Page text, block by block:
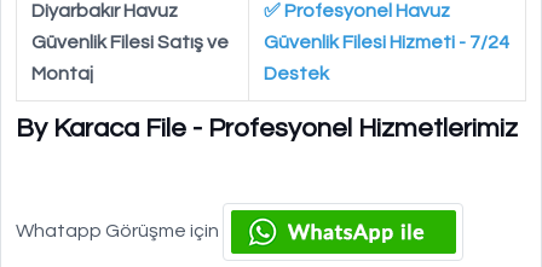
By Karaca File - Profesyonel Hizmetlerimiz
Diyarbakır Havuz
Güvenlik Filesi Satış ve
Montaj
✅ Profesyonel Havuz
Güvenlik Filesi Hizmeti - 7/24
Destek
Whatapp Görüşme için